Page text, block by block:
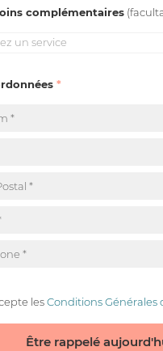
complémentaires
un service
lesConditions Générales
Être rappelé